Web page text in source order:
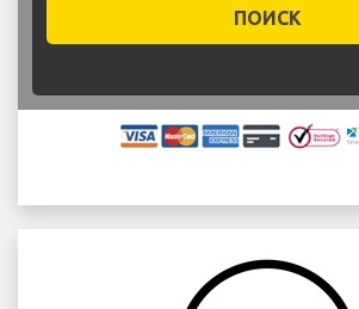
ПОИСК